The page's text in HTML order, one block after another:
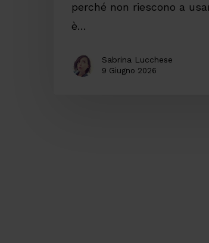
perché non riescono a
è…
Sabrina Lucchese
9 Giugno 2026